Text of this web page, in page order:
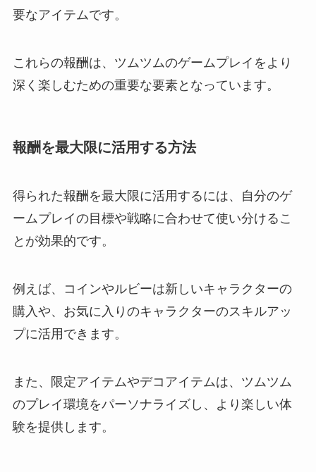
要なアイテムです。
これらの報酬は、ツムツムのゲームプレイをより
深く楽しむための重要な要素となっています。
報酬を最大限に活用する方法
得られた報酬を最大限に活用するには、自分のゲ
ームプレイの目標や戦略に合わせて使い分けるこ
とが効果的です。
例えば、コインやルビーは新しいキャラクターの
購入や、お気に入りのキャラクターのスキルアッ
プに活用できます。
また、限定アイテムやデコアイテムは、ツムツム
のプレイ環境をパーソナライズし、より楽しい体
験を提供します。